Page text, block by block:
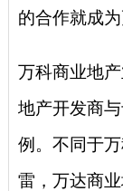
的合作就成为
万科商业地
地产开发商
例。不同于
雷，万达商